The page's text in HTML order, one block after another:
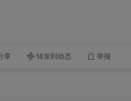
享 转发到动态 举报